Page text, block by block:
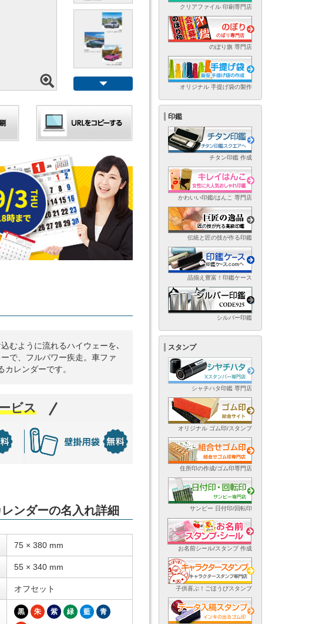
むように流れるハイウェーを､
で、フルパワー疾走。車ファ
レンダーです。
ビス
レンダーの名入れ詳細
75 × 380 mm
55 × 340 mm
オフセット
黒 朱 紫 緑 藍 青
クリアファイル 印刷専門店
のぼり旗 専門店
オリジナル 手提げ袋の製作
印鑑
チタン印鑑 作成
かわいい印鑑/はんこ 専門店
伝統と匠の技が作る印鑑
品揃え豊富！印鑑ケース
シルバー印鑑
スタンプ
シャチハタ印鑑 専門店
オリジナル ゴム印/スタンプ
住所印の作成/ゴム印専門店
サンビー 日付印/回転印
お名前シール/スタンプ 作成
子供喜ぶ！ごほうびスタンプ